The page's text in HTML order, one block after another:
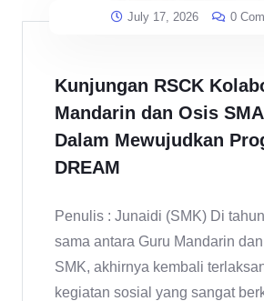
July 17, 2026 0
Kunjungan RSCK
Mandarin dan Osis
Dalam Mewujudkan
DREAM
Penulis : Junaidi (SMK) Di
sama antara Guru Mandarin
SMK, akhirnya kembali
kegiatan sosial yang sangat